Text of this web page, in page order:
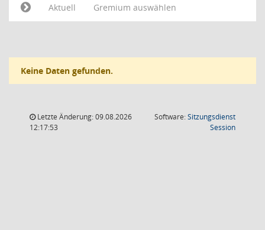
Aktuell
Gremium auswählen
Keine Daten gefunden.
Letzte Änderung: 09.08.2026
12:17:53
Software:Sitzungsdienst
Session(Wird in